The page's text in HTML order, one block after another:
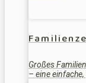
Großes
– eine